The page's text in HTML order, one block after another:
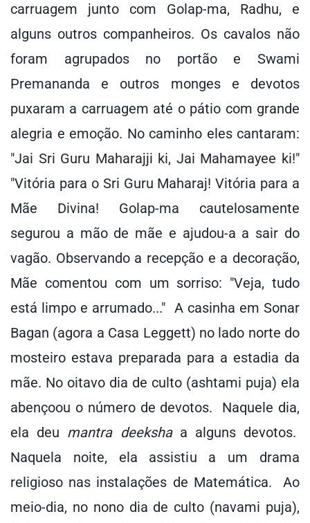
carruagem junto com Golap-ma, Radhu, e
alguns outros companheiros. Os cavalos não
foram agrupados no portão e Swami
Premananda e outros monges e devotos
puxaram a carruagem até o pátio com grande
alegria e emoção. No caminho eles cantaram:
"Jai Sri Guru Maharajji ki, Jai Mahamayee ki!"
"Vitória para o Sri Guru Maharaj! Vitória para a
Mãe Divina! Golap-ma cautelosamente
segurou a mão de mãe e ajudou-a a sair do
vagão. Observando a recepção e a decoração,
Mãe comentou com um sorriso: "Veja, tudo
está limpo e arrumado..." A casinha em Sonar
Bagan (agora a Casa Leggett) no lado norte do
mosteiro estava preparada para a estadia da
mãe. No oitavo dia de culto (ashtami puja) ela
abençoou o número de devotos. Naquele dia,
ela deu mantra deekshaa alguns devotos.
Naquela noite, ela assistiu a um drama
religioso nas instalações de Matemática. Ao
meio-dia, no nono dia de culto (navami puja),